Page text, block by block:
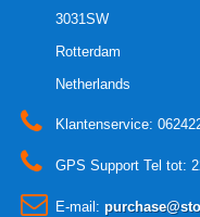
3031SW
Rotterdam
Netherlands
Klantenservice:
GPS Support Tel tot:
E-mail: